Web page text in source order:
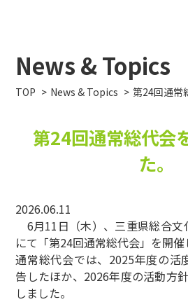
News & Topics
TOP News & Topics 第24回通常
第24回通常総代会
た。
2026.06.11
6月11日（木）、三重県総合
にて「第24回通常総代会」を開催
通常総代会では、2025年度の活
告したほか、2026年度の活動方
しました。